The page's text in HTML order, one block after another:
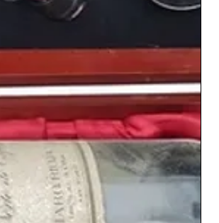
generación.
Ronaldo, el cantanteJ. Balvin, la
, los
yMario Gómez, la cantanteEdurneo
Rivas.
con historia, reflejo de una España en
y de un momento de madurez para el
sobre los vinos de esta cosecha y de
visita nuestro blog: